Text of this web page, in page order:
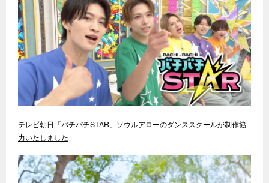
テレビ朝日「バチバチSTAR」ソウルアローのダンススクールが制作協
力いたしました